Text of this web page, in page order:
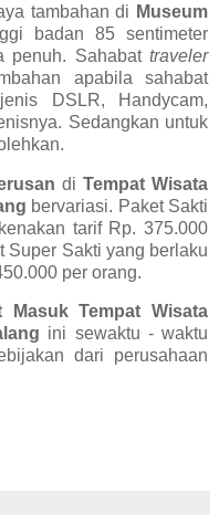
tambahan di Museum
badan 85 sentimeter
penuh. Sahabat traveler
apabila sahabat
DSLR, Handycam,
Sedangkan untuk
di Tempat Wisata
bervariasi. Paket Sakti
tarif Rp. 375.000
Super Sakti yang berlaku
per orang.
Masuk Tempat Wisata
ini sewaktu - waktu
dari perusahaan